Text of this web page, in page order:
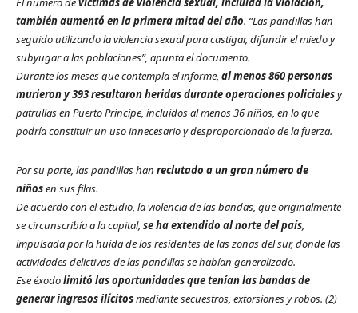
también aumentó en la primera mitad del año. “Las pandillas han
seguido utilizando la violencia sexual para castigar, difundir el miedo y
subyugar a las poblaciones”, apunta el documento.
Durante los meses que contempla el informe, al menos 860 personas
murieron y 393 resultaron heridas durante operaciones policialesy
patrullas en Puerto Príncipe, incluidos al menos 36 niños, en lo que
podría constituir un uso innecesario y desproporcionado de la fuerza.
Por su parte, las pandillas han reclutado a un gran número de
niñosen sus filas.
De acuerdo con el estudio, la violencia de las bandas, que originalmente
se circunscribía a la capital, se ha extendido al norte del país,
impulsada por la huida de los residentes de las zonas del sur, donde las
actividades delictivas de las pandillas se habían generalizado.
Ese éxodolimitó las oportunidades que tenían las bandas de
generar ingresos ilícitosmediante secuestros, extorsiones y robos. (2)